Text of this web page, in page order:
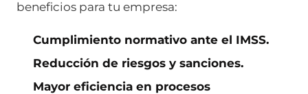
beneficios para tu empresa:
Cumplimiento normativo ante el IMSS.
Reducción de riesgos y sanciones.
Mayor eficiencia en procesos